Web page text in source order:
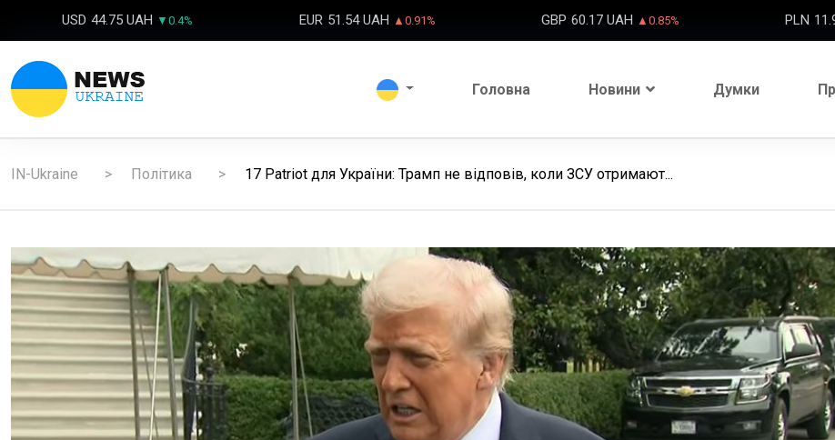
USD 44.75 UAH ▼0.4% EUR 51.54 UAH ▲0.91% GBP 60.17 UAH ▲0.85% PLN
Головна Новини Думки
IN-Ukraine Політика 17 Patriot для України: Трамп не відповів, коли ЗСУ отримают...